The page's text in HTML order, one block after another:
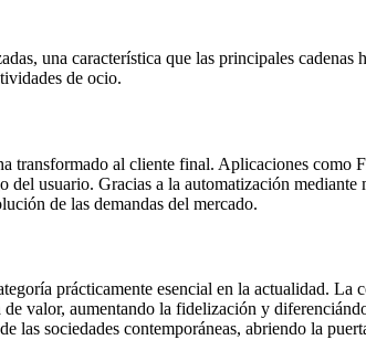
una característica que las principales cadenas
de ocio.
transformado al cliente final. Aplicaciones
usuario. Gracias a la automatización
de las demandas del mercado.
prácticamente esencial en la actualidad.
valor, aumentando la fidelización y
sociedades contemporáneas, abriendo la